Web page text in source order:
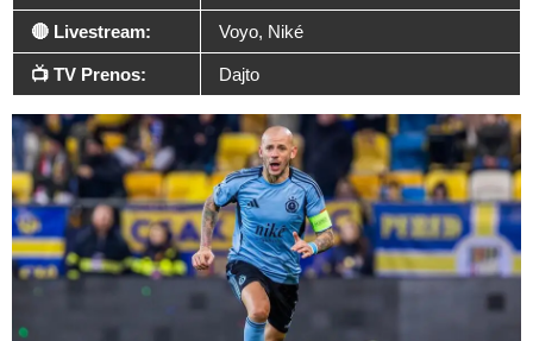
🔴 Livestream: Voyo, Niké
📺 TV Prenos: Dajto